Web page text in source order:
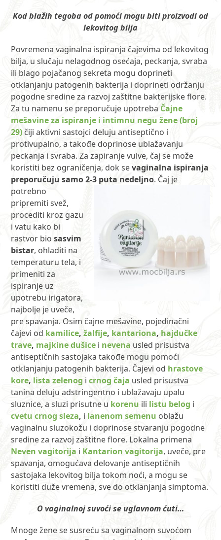
Kod blažih tegoba od pomoći mogu biti proizvodi od
lekovitog bilja
Povremena vaginalna ispiranja čajevima od lekovitog
bilja, u slučaju nelagodnog osećaja, peckanja, svraba
ili blago pojačanog sekreta mogu doprineti
otklanjanju patogenih bakterija i doprineti održanju
pogodne sredine za razvoj zaštitne bakterijske flore.
Za tu namenu se preporučuje upotreba Čajne
mešavine za ispiranje i intimnu negu žene (broj
29)čiji aktivni sastojci deluju antiseptično i
protivupalno, a takođe doprinose ublažavanju
peckanja i svraba. Za zapiranje vulve, čaj se može
koristiti bez ograničenja, dok sevaginalna ispiranja
preporučuju samo 2-3 puta nedeljno. Čaj je
potrebno
pripremiti svež,
procediti kroz gazu
i vatu kako bi
rastvor biosasvim
bistar, ohladiti na
temperaturu tela, i
primeniti za
ispiranje uz
upotrebu irigatora,
najbolje je uveče,
pre spavanja. Osim čajne mešavine, pojedinačni
čajevi od kamilice,žalfije, kantariona, hajdučke
trave, majkine dušice i nevena usled prisustva
antiseptičnih sastojaka takođe mogu pomoći
otklanjanju patogenih bakterija. Čajevi od hrastove
kore, lista zelenog i crnog čaja usled prisustva
tanina deluju adstringentno i ublažavaju upalu
sluznice, a sluzi prisutne u korenu ili listu belog i
cvetu crnog sleza, i lanenom semenu oblažu
vaginalnu sluzokožu i doprinose stvaranju pogodne
sredine za razvoj zaštitne flore. Lokalna primena
Neven vagitorija i Kantarion vagitorija, uveče, pre
spavanja, omogućava delovanje antiseptičnih
sastojaka lekovitog bilja tokom noći, a mogu se
koristiti duže vremena, sve do otklanjanja simptoma.
O vaginalnoj suvoći se uglavnom ćuti…
Mnoge žene se susreću sa vaginalnom suvoćom